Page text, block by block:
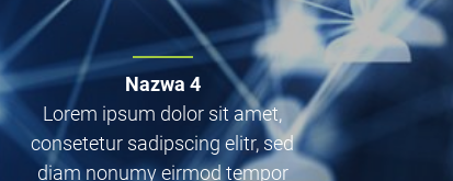
Nazwa 4
Lorem ipsum dolor sit amet,
consetetur sadipscing elitr, sed
diam nonumy eirmod tempor